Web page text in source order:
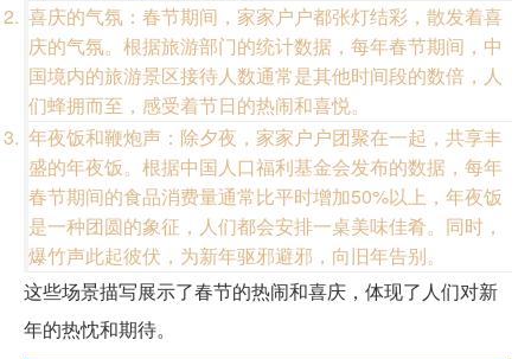
喜庆的气氛：春节期间，家家户户都张灯结彩，散发着喜
庆的气氛。根据旅游部门的统计数据，每年春节期间，中
国境内的旅游景区接待人数通常是其他时间段的数倍，人
们蜂拥而至，感受着节日的热闹和喜悦。
年夜饭和鞭炮声：除夕夜，家家户户团聚在一起，共享丰
盛的年夜饭。根据中国人口福利基金会发布的数据，每年
春节期间的食品消费量通常比平时增加50%以上，年夜饭
是一种团圆的象征，人们都会安排一桌美味佳肴。同时，
爆竹声此起彼伏，为新年驱邪避邪，向旧年告别。
这些场景描写展示了春节的热闹和喜庆，体现了人们对新
年的热忱和期待。